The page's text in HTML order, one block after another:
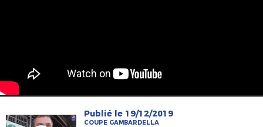
Publié le 19/12/2019
COUPE GAMBARDELLA